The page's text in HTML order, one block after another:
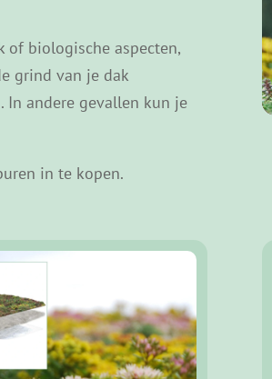
of biologische aspecten,
grind van je dak
In andere gevallen kun je
in te kopen.